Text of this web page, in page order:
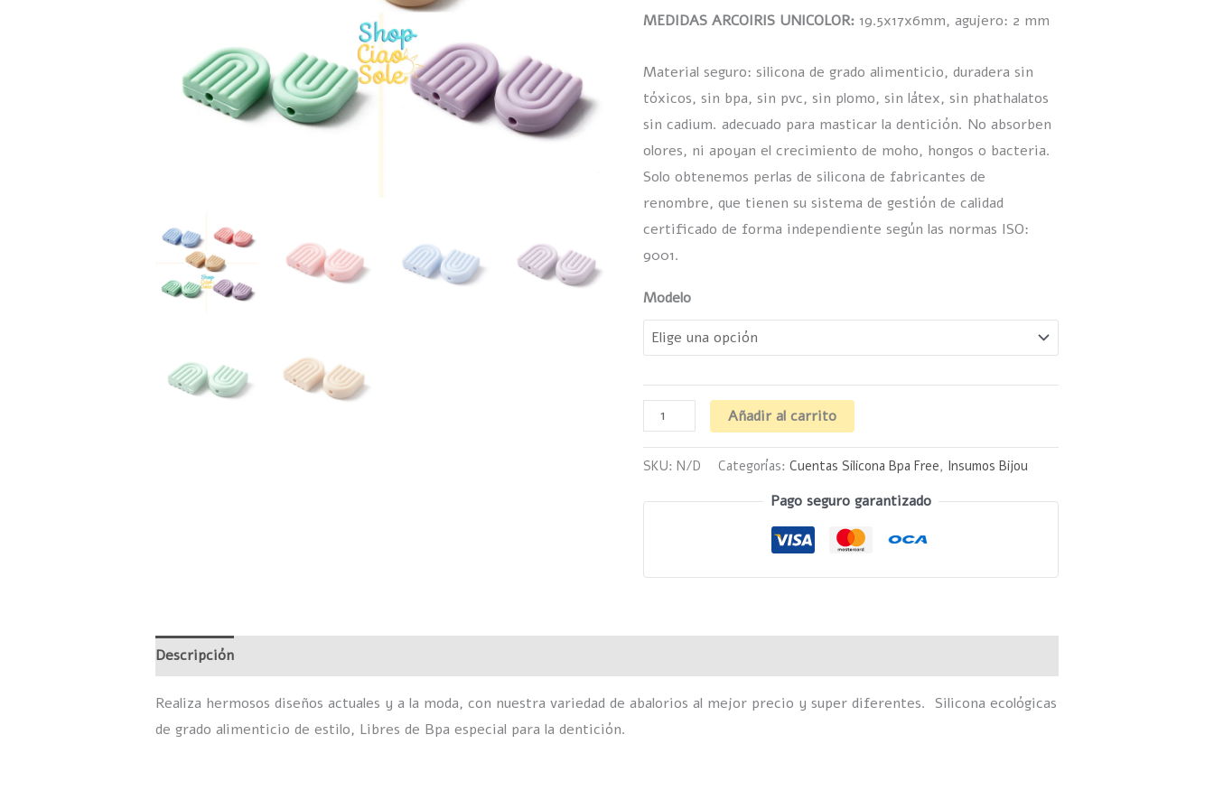
MEDIDAS ARCOIRIS UNICOLOR: 19.5x17x6mm, agujero: 2 mm
Material seguro: silicona de grado alimenticio, duradera sin
tóxicos, sin bpa, sin pvc, sin plomo, sin látex, sin phathalatos
sin cadium. adecuado para masticar la dentición. No absorben
olores, ni apoyan el crecimiento de moho, hongos o bacteria.
Solo obtenemos perlas de silicona de fabricantes de
renombre, que tienen su sistema de gestión de calidad
certificado de forma independiente según las normas ISO:
9001.
Modelo
(5
cantidad
Añadir al carrito
SKU: N/D Categorías: Cuentas Silicona Bpa Free, Insumos Bijou
Pago seguro garantizado
Descripción
Realiza hermosos diseños actuales y a la moda, con nuestra variedad de abalorios al mejor precio y super diferentes. Silicona ecológicas
de grado alimenticio de estilo, Libres de Bpa especial para la dentición.